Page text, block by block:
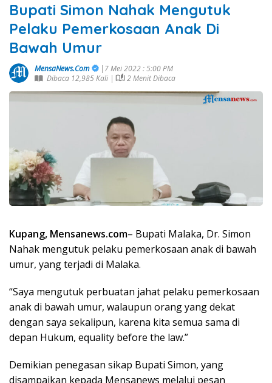
Bupati Simon Nahak Mengutuk
Pelaku Pemerkosaan Anak Di
Bawah Umur
MensaNews.Com
|7 Mei 2022 : 5:00 PM
Dibaca 12,985 Kali |
2 Menit Dibaca
Kupang, Mensanews.com– Bupati Malaka, Dr. Simon
Nahak mengutuk pelaku pemerkosaan anak di bawah
umur, yang terjadi di Malaka.
“Saya mengutuk perbuatan jahat pelaku pemerkosaan
anak di bawah umur, walaupun orang yang dekat
dengan saya sekalipun, karena kita semua sama di
depan Hukum, equality before the law.”
Demikian penegasan sikap Bupati Simon, yang
disampaikan kepada Mensanews melalui pesan